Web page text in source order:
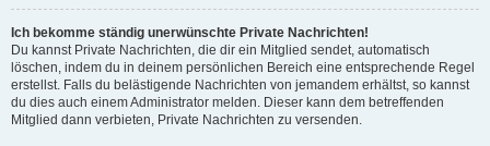
Ich bekomme ständig unerwünschte Private Nachrichten!
Du kannst Private Nachrichten, die dir ein Mitglied sendet, automatisch
löschen, indem du in deinem persönlichen Bereich eine entsprechende Regel
erstellst. Falls du belästigende Nachrichten von jemandem erhältst, so kannst
du dies auch einem Administrator melden. Dieser kann dem betreffenden
Mitglied dann verbieten, Private Nachrichten zu versenden.